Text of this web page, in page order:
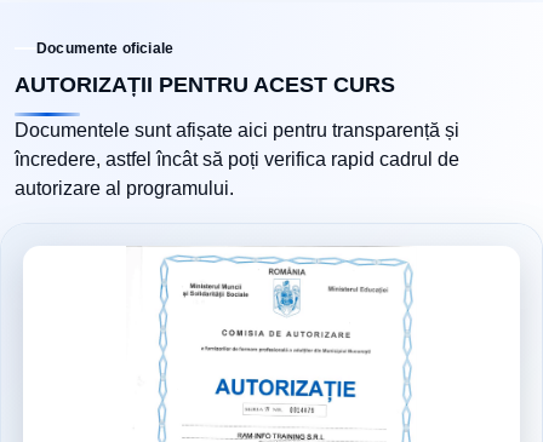
Documente oficiale
AUTORIZAȚII PENTRU ACEST CURS
Documentele sunt afișate aici pentru transparență și
încredere, astfel încât să poți verifica rapid cadrul de
autorizare al programului.